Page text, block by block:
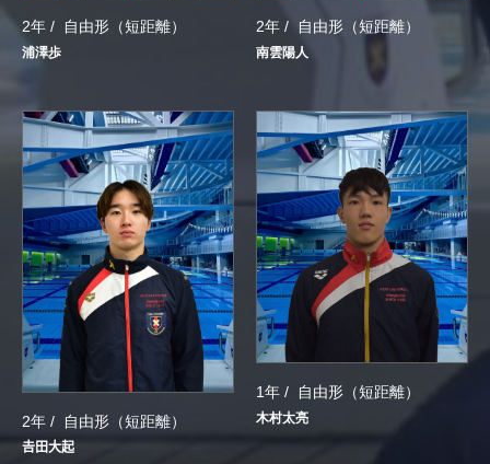
2年 / 自由形（短距離）
浦澤歩
2年 / 自由形（短距離）
南雲陽人
2年 / 自由形（短距離）
𠮷田大起
1年 / 自由形（短距離）
木村太亮